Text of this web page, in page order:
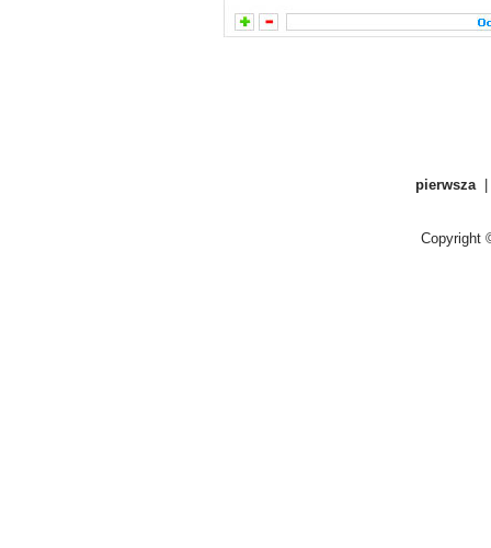
pierwsza
Copyright